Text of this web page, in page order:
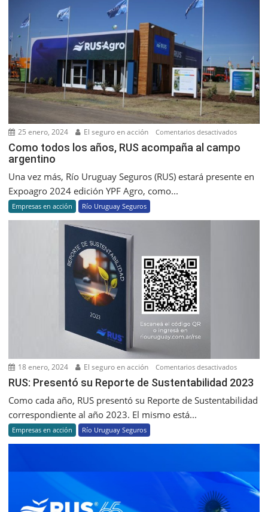
25 enero, 2024 El seguro en acción Comentarios desactivadosen
Como
Como todos los años, RUS acompaña al campo
argentino
Una vez más, Río Uruguay Seguros (RUS) estará presente en
Expoagro 2024 edición YPF Agro, como...
Empresas en acción Río Uruguay Seguros
18 enero, 2024 El seguro en acción Comentarios desactivadosen
RUS:
su
RUS: Presentó su Reporte de Sustentabilidad 2023
Como cada año, RUS presentó su Reporte de Sustentabilidad
correspondiente al año 2023. El mismo está...
Empresas en acción Río Uruguay Seguros